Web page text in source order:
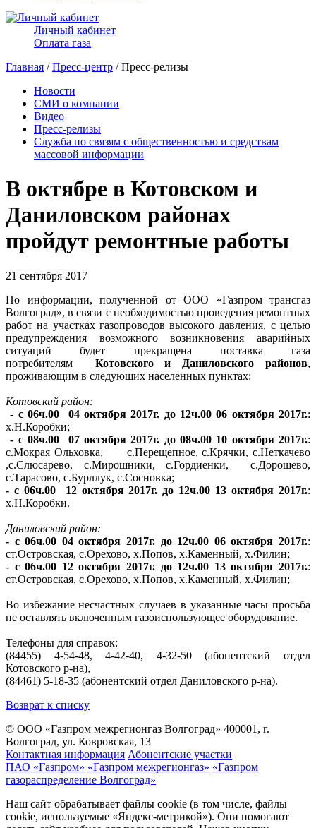
Личный кабинет
Оплата газа
Главная /Пресс-центр / Пресс-релизы
Новости
СМИ о компании
Видео
Пресс-релизы
Служба по связям с общественностью и средствам
массовой информации
В октябре в Котовском и
Даниловском районах
пройдут ремонтные работы
21 сентября 2017
По информации, полученной от ООО «Газпром трансгаз
Волгоград», в связи с необходимостью проведения ремонтных
работ на участках газопроводов высокого давления, с целью
предупреждения возможного возникновения аварийных
ситуаций будет прекращена поставка газа
потребителям
Котовского и Даниловского районов,
проживающим в следующих населенных пунктах:
Котовский район:
- с 06ч.00 04 октября 2017г. до 12ч.00 06 октября 2017г.:
х.Н.Коробки;
- с 08ч.00 07 октября 2017г. до 08ч.00 10 октября 2017г.:
с.Мокрая Ольховка, с.Перещепное, с.Крячки, с.Неткачево
,с.Слюсарево, с.Мирошники, с.Гордиенки, с.Дорошево,
с.Тарасово, с.Бурллук, с.Сосновка;
- с 06ч.00 12 октября 2017г. до 12ч.00 13 октября 2017г.:
х.Н.Коробки.
Даниловский район:
- с 06ч.00 04 октября 2017г. до 12ч.00 06 октября 2017г.:
ст.Островская, с.Орехово, х.Попов, х.Каменный, х.Филин;
- с 06ч.00 12 октября 2017г. до 12ч.00 13 октября 2017г.:
ст.Островская, с.Орехово, х.Попов, х.Каменный, х.Филин;
Во избежание несчастных случаев в указанные часы просьба
не оставлять включенным газоиспользующее оборудование.
Телефоны для справок:
(84455) 4-54-48, 4-42-40, 4-32-50 (абонентский отдел
Котовского р-на),
(84461) 5-18-35 (абонентский отдел Даниловского р-на).
Возврат к списку
© ООО «Газпром межрегионгаз Волгоград» 400001, г.
Волгоград, ул. Ковровская, 13
Контактная информация Абонентские участки
ПАО «Газпром» «Газпром межрегионгаз» «Газпром
газораспределение Волгоград»
Наш сайт обрабатывает файлы cookie (в том числе, файлы
cookie, используемые «Яндекс-метрикой»). Они помогают